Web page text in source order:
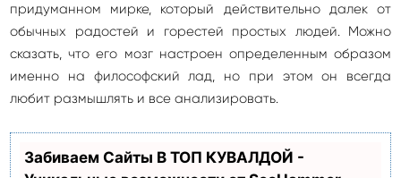
придуманном мирке, который действительно далек от
обычных радостей и горестей простых людей. Можно
сказать, что его мозг настроен определенным образом
именно на философский лад, но при этом он всегда
любит размышлять и все анализировать.
Забиваем Сайты В ТОП КУВАЛДОЙ -